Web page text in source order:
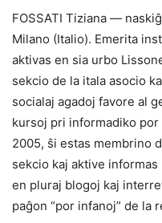
FOSSATI Tiziana —
Milano (Italio). Emerita
aktivas en sia urbo
sekcio de la itala asocio
socialaj agadoj favore al
kursoj pri informadiko
2005, ŝi estas membrino
sekcio kaj aktive
en pluraj blogoj kaj
paĝon “por infanoj” de la